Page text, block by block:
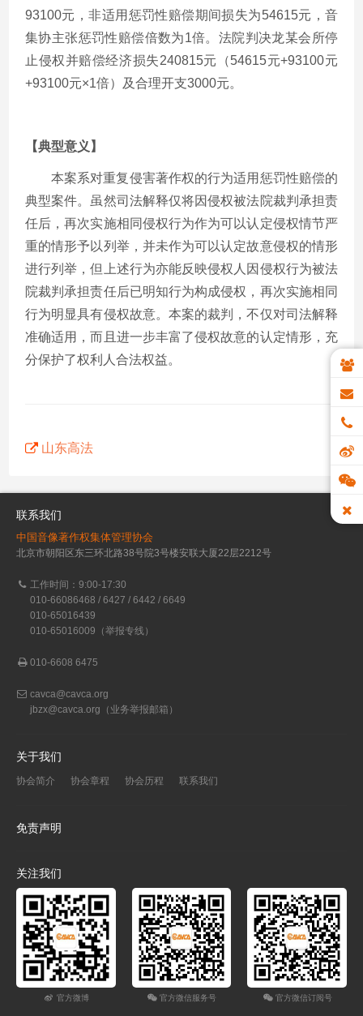
93100元，非适用惩罚性赔偿期间损失为54615元，音
集协主张惩罚性赔偿倍数为1倍。法院判决龙某会所停
止侵权并赔偿经济损失240815元（54615元+93100元
+93100元×1倍）及合理开支3000元。
【典型意义】
本案系对重复侵害著作权的行为适用惩罚性赔偿的
典型案件。虽然司法解释仅将因侵权被法院裁判承担责
任后，再次实施相同侵权行为作为可以认定侵权情节严
重的情形予以列举，并未作为可以认定故意侵权的情形
进行列举，但上述行为亦能反映侵权人因侵权行为被法
院裁判承担责任后已明知行为构成侵权，再次实施相同
行为明显具有侵权故意。本案的裁判，不仅对司法解释
准确适用，而且进一步丰富了侵权故意的认定情形，充
分保护了权利人合法权益。
山东高法
联系我们
中国音像著作权集体管理协会
北京市朝阳区东三环北路38号院3号楼安联大厦22层2212号
工作时间：9:00-17:30
010-66086468 / 6427 / 6442 / 6649
010-65016439
010-65016009（举报专线）
010-6608 6475
cavca@cavca.org
jbzx@cavca.org （业务举报邮箱）
关于我们
协会简介 协会章程 协会历程 联系我们
免责声明
关注我们
官方微博 官方微信服务号 官方微信订阅号